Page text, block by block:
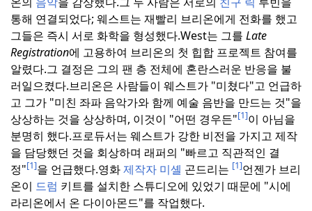
통해 연결되었다; 웨스트는 재빨리 브리온에게 전화를 했고
그들은 즉시 서로 화학을 형성했다.West는 그를 Late
Registration에 고용하여 브리온의 첫 힙합 프로젝트 참여를
알렸다.그 결정은 그의 팬 층 전체에 혼란스러운 반응을 불
러일으켰다.브리온은 사람들이 웨스트가 "미쳤다"고 언급하
고 그가 "미친 좌파 음악가와 함께 예술 음반을 만드는 것"을
상상하는 것을 상상하며, 이것이 "어떤 경우든"[1]이 아님을
분명히 했다.프로듀서는 웨스트가 강한 비전을 가지고 제작
을 담당했던 것을 회상하며 래퍼의 "빠르고 직관적인 결
정"[1]을 언급했다.영화제작자 미셸 곤드리는 [1]언젠가 브리
온이 드럼 키트를 설치한 스튜디오에 있었기 때문에 "시에
라리온에서 온 다이아몬드"를 작업했다.